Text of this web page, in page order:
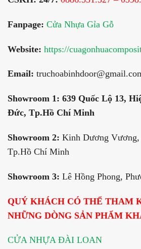
Fanpage: Cửa Nhựa Gỉa Gỗ
Website: https://
Email:
Showroom 1: 639 Quốc Lộ 13,
Đức, Tp.Hồ Chí Minh
Showroom 2: Kinh Dương
Tp.Hồ Chí Minh
Showroom 3: Lê Hồng Phong,
QUÝ KHÁCH CÓ THỂ THAM
NHỮNG DÒNG SẢN PHẨM
CỬA NHỰA ĐÀI LOAN